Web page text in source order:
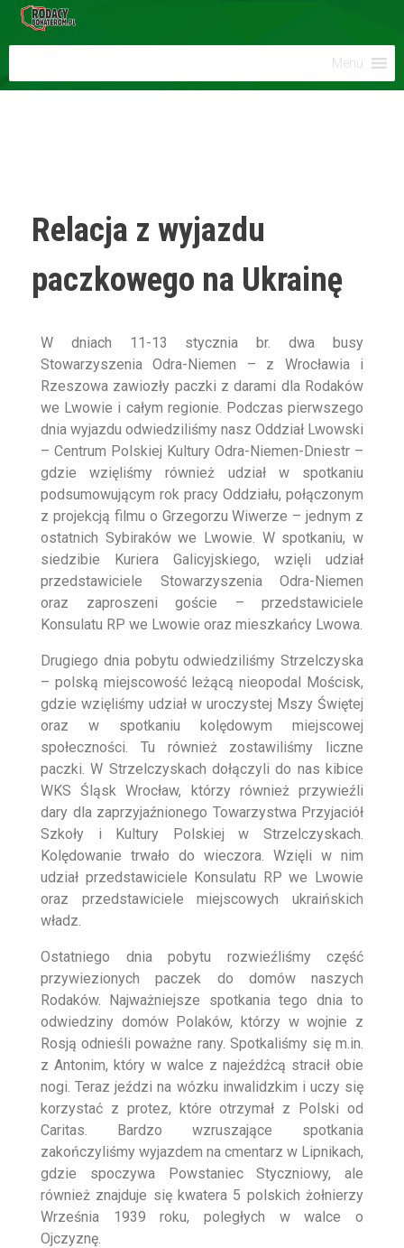
Menu
Relacja z wyjazdu
paczkowego na Ukrainę
W dniach 11-13 stycznia br. dwa busy
Stowarzyszenia Odra-Niemen – z Wrocławia i
Rzeszowa zawiozły paczki z darami dla Rodaków
we Lwowie i całym regionie. Podczas pierwszego
dnia wyjazdu odwiedziliśmy nasz Oddział Lwowski
– Centrum Polskiej Kultury Odra-Niemen-Dniestr –
gdzie wzięliśmy również udział w spotkaniu
podsumowującym rok pracy Oddziału, połączonym
z projekcją filmu o Grzegorzu Wiwerze – jednym z
ostatnich Sybiraków we Lwowie. W spotkaniu, w
siedzibie Kuriera Galicyjskiego, wzięli udział
przedstawiciele Stowarzyszenia Odra-Niemen
oraz zaproszeni goście – przedstawiciele
Konsulatu RP we Lwowie oraz mieszkańcy Lwowa.
Drugiego dnia pobytu odwiedziliśmy Strzelczyska
– polską miejscowość leżącą nieopodal Mościsk,
gdzie wzięliśmy udział w uroczystej Mszy Świętej
oraz w spotkaniu kolędowym miejscowej
społeczności. Tu również zostawiliśmy liczne
paczki. W Strzelczyskach dołączyli do nas kibice
WKS Śląsk Wrocław, którzy również przywieźli
dary dla zaprzyjaźnionego Towarzystwa Przyjaciół
Szkoły i Kultury Polskiej w Strzelczyskach.
Kolędowanie trwało do wieczora. Wzięli w nim
udział przedstawiciele Konsulatu RP we Lwowie
oraz przedstawiciele miejscowych ukraińskich
władz.
Ostatniego dnia pobytu rozwieźliśmy część
przywiezionych paczek do domów naszych
Rodaków. Najważniejsze spotkania tego dnia to
odwiedziny domów Polaków, którzy w wojnie z
Rosją odnieśli poważne rany. Spotkaliśmy się m.in.
z Antonim, który w walce z najeźdźcą stracił obie
nogi. Teraz jeździ na wózku inwalidzkim i uczy się
korzystać z protez, które otrzymał z Polski od
Caritas. Bardzo wzruszające spotkania
zakończyliśmy wyjazdem na cmentarz w Lipnikach,
gdzie spoczywa Powstaniec Styczniowy, ale
również znajduje się kwatera 5 polskich żołnierzy
Września 1939 roku, poległych w walce o
Ojczyznę.